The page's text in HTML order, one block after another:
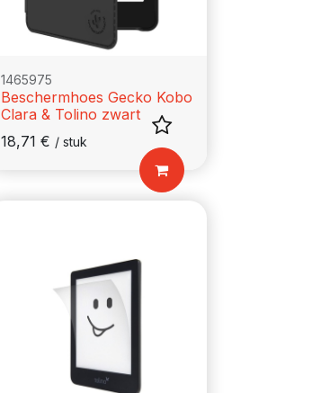
1465975
Beschermhoes Gecko Kobo
Clara & Tolino zwart
18,71 € / stuk